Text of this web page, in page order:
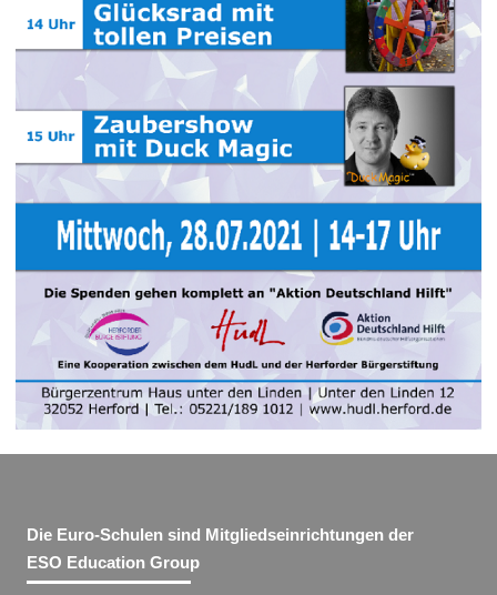
Die Euro-Schulen sind Mitgliedseinrichtungen der
ESO Education Group